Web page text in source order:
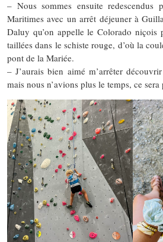
– Nous sommes ensuite redescendus
Maritimes avec un arrêt déjeuner à
Daluy qu’on appelle le Colorado niçois
taillées dans le schiste rouge, d’où la
pont de la Mariée.
– J’aurais bien aimé m’arrêter
mais nous n’avions plus le temps, ce